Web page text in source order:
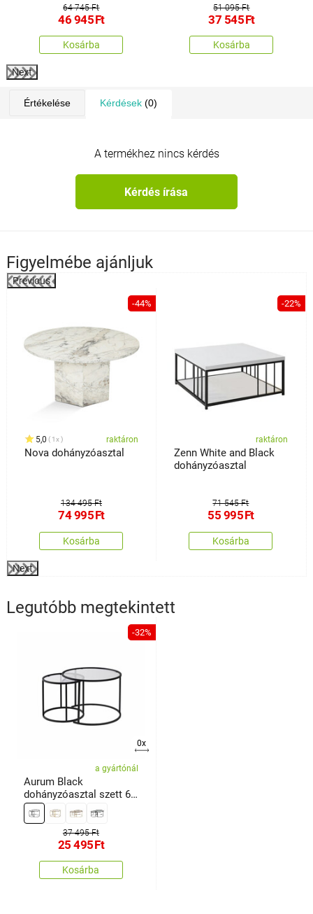
64 745 Ft
46 945Ft
Kosárba
51 095 Ft
37 545Ft
Kosárba
Next
Értékelése Kérdések(0)
A termékhez nincs kérdés
Kérdés írása
Figyelmébe ajánljuk
Previous
-44%
5,0 1x raktáron
Nova dohányzóasztal
134 495 Ft
74 995Ft
Kosárba
-22%
raktáron
Zenn White and Black
dohányzóasztal
71 545 Ft
55 995Ft
Kosárba
Next
Legutóbb megtekintett
-32%
0x
a gyártónál
Aurum Black
dohányzóasztal szett 60
cm, 2 db
37 495 Ft
25 495Ft
Kosárba